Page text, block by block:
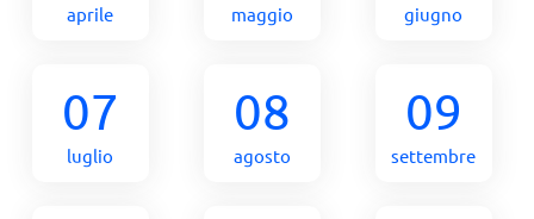
aprile maggio giugno
07
luglio
08
agosto
09
settembre